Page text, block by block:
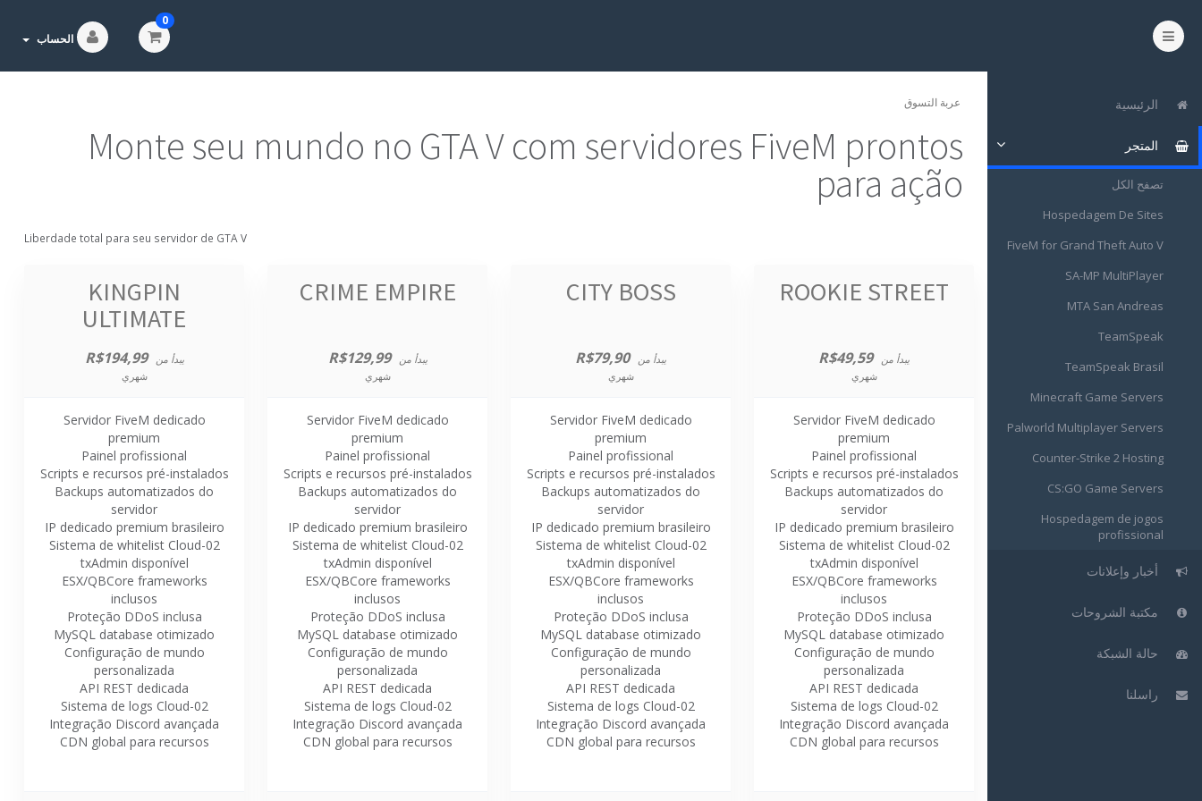
0
الحساب
الرئيسية
المتجر
تصفح الكل
Hospedagem De Sites
FiveM for Grand Theft Auto V
SA-MP MultiPlayer
MTA San Andreas
TeamSpeak
TeamSpeak Brasil
Minecraft Game Servers
Palworld Multiplayer Servers
Counter-Strike 2 Hosting
CS:GO Game Servers
Hospedagem de jogos
profissional
أخبار وإعلانات
مكتبة الشروحات
حالة الشبكة
راسلنا
عربة التسوق
Monte seu mundo no GTA V com servidores FiveM prontos
para ação
Liberdade total para seu servidor de GTA V
ROOKIE STREET
يبدأ من R$49,59
شهري
Servidor FiveM dedicado
premium
Painel profissional
Scripts e recursos pré-instalados
Backups automatizados do
servidor
IP dedicado premium brasileiro
Sistema de whitelist Cloud-02
txAdmin disponível
ESX/QBCore frameworks
inclusos
Proteção DDoS inclusa
MySQL database otimizado
Configuração de mundo
personalizada
API REST dedicada
Sistema de logs Cloud-02
Integração Discord avançada
CDN global para recursos
CITY BOSS
يبدأ من R$79,90
شهري
Servidor FiveM dedicado
premium
Painel profissional
Scripts e recursos pré-instalados
Backups automatizados do
servidor
IP dedicado premium brasileiro
Sistema de whitelist Cloud-02
txAdmin disponível
ESX/QBCore frameworks
inclusos
Proteção DDoS inclusa
MySQL database otimizado
Configuração de mundo
personalizada
API REST dedicada
Sistema de logs Cloud-02
Integração Discord avançada
CDN global para recursos
CRIME EMPIRE
يبدأ من R$129,99
شهري
Servidor FiveM dedicado
premium
Painel profissional
Scripts e recursos pré-instalados
Backups automatizados do
servidor
IP dedicado premium brasileiro
Sistema de whitelist Cloud-02
txAdmin disponível
ESX/QBCore frameworks
inclusos
Proteção DDoS inclusa
MySQL database otimizado
Configuração de mundo
personalizada
API REST dedicada
Sistema de logs Cloud-02
Integração Discord avançada
CDN global para recursos
KINGPIN
ULTIMATE
يبدأ من R$194,99
شهري
Servidor FiveM dedicado
premium
Painel profissional
Scripts e recursos pré-instalados
Backups automatizados do
servidor
IP dedicado premium brasileiro
Sistema de whitelist Cloud-02
txAdmin disponível
ESX/QBCore frameworks
inclusos
Proteção DDoS inclusa
MySQL database otimizado
Configuração de mundo
personalizada
API REST dedicada
Sistema de logs Cloud-02
Integração Discord avançada
CDN global para recursos